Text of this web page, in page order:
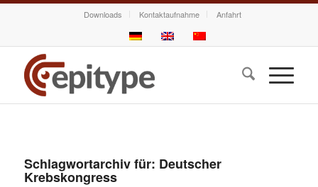
Downloads Kontaktaufnahme Anfahrt
Schlagwortarchiv für: Deutscher
Krebskongress